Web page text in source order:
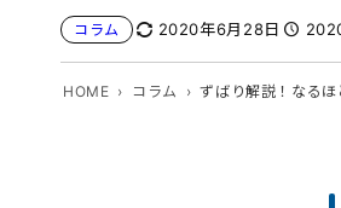
コラム 2020年6月28日
HOME コラム ずばり解説！なるほ